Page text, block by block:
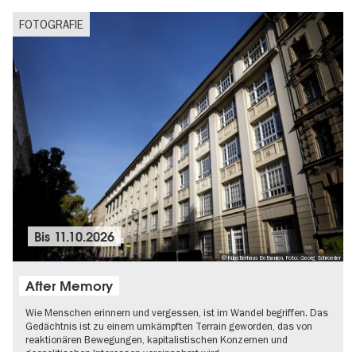
FOTOGRAFIE
© Künstlerhaus Bethanien, Foto: Georg Schroeder
Bis 11.10.2026
After Memory
Wie Menschen erinnern und vergessen, ist im Wandel begriffen. Das
Gedächtnis ist zu einem umkämpften Terrain geworden, das von
reaktionären Bewegungen, kapitalistischen Konzernen und